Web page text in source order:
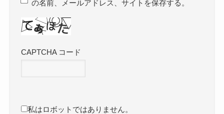
の名前、メールアドレス、サイトを保存する。
CAPTCHA コード
私はロボットではありません。